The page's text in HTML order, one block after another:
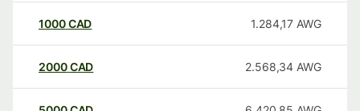
1000CAD 1.284,17 AWG
2000CAD 2.568,34 AWG